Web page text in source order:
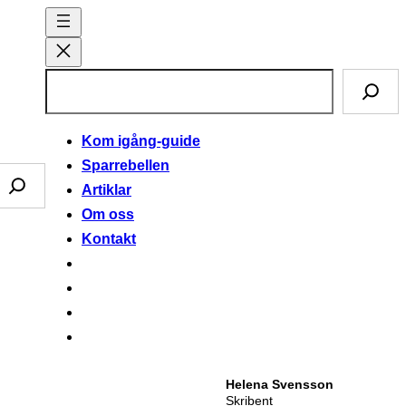
Kom igång-guide
Sparrebellen
Artiklar
Om oss
Kontakt
Helena Svensson
Skribent